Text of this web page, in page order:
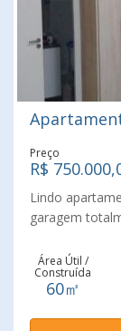
Preço
R$
Lindo
garagem
comercial da
imóvel conta
e uma
conhecer o
Área Útil /
Construída
60㎡